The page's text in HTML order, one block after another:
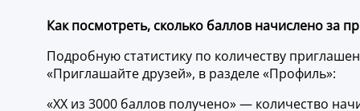
Как посмотреть, сколько баллов начислено за
Подробную статистику по количеству
«Приглашайте друзей», в разделе «Профиль»:
«XX из 3000 баллов получено» — количество